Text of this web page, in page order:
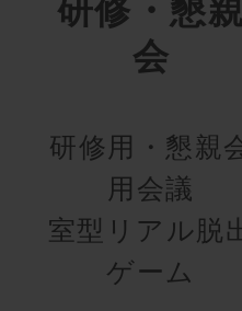
研修・懇
会
研修用・懇親
用会議
室型リアル脱
ゲーム